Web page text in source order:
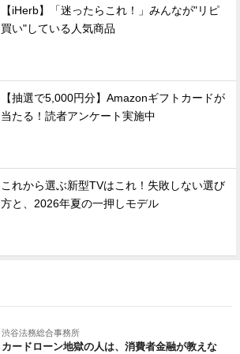
【iHerb】「迷ったらこれ！」みんなが"リピ
買い"している人気商品
【抽選で5,000円分】Amazonギフトカードが
当たる！読者アンケート実施中
これから選ぶ新型TVはこれ！失敗しない選び
方と、2026年夏の一押しモデル
渋谷法務総合事務所
カードローン地獄の人は、消費者金融が教えな